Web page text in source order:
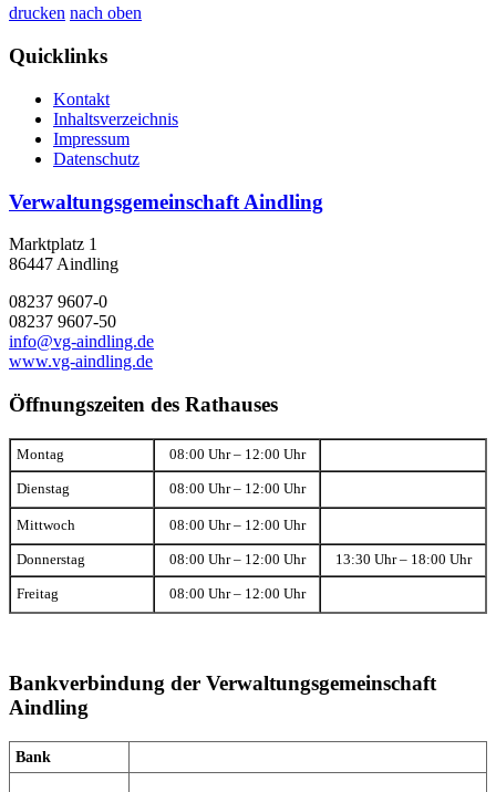
drucken nach oben
Quicklinks
Kontakt
Inhaltsverzeichnis
Impressum
Datenschutz
Verwaltungsgemeinschaft Aindling
Marktplatz 1
86447 Aindling
08237 9607-0
08237 9607-50
info@vg-aindling.de
www.vg-aindling.de
Öffnungszeiten des Rathauses
Montag 08:00 Uhr – 12:00 Uhr
Dienstag 08:00 Uhr – 12:00 Uhr
Mittwoch 08:00 Uhr – 12:00 Uhr
Donnerstag 08:00 Uhr – 12:00 Uhr 13:30 Uhr – 18:00 Uhr
Freitag 08:00 Uhr – 12:00 Uhr
Bankverbindung der Verwaltungsgemeinschaft
Aindling
Bank